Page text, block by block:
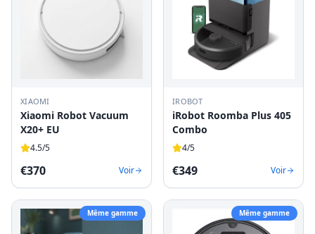
XIAOMI
Xiaomi Robot Vacuum
X20+ EU
4.5/5
€370 Voir
IROBOT
iRobot Roomba Plus 405
Combo
4/5
€349 Voir
Même gamme Même gamme